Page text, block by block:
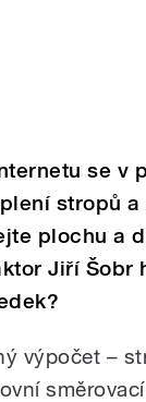
se v
stropů a
plochu a
Jiří Šobr
výpočet –